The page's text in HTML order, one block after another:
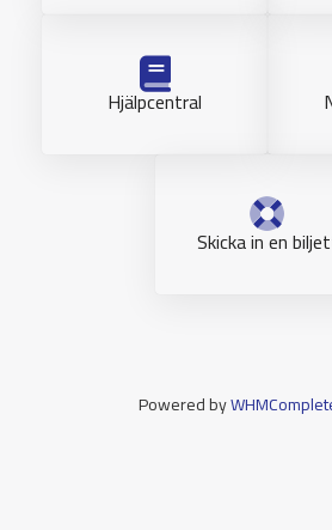
Hjälpcentral
Skicka in en
Powered by